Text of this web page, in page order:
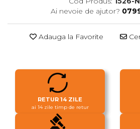
Ai nevoie de ajutor?
Adauga la Favorite
RETUR 14 ZILE
ai 14 zile timp de retur